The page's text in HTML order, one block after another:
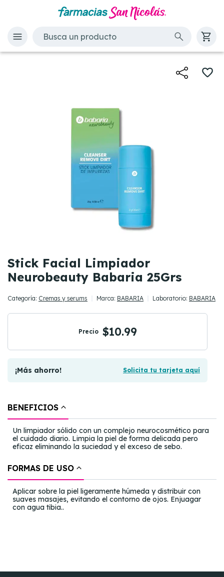
Stick Facial Limpiador
Neurobeauty Babaria 25Grs
Categoría: Cremas y serums Marca: BABARIA Laboratorio: BABARIA
Precio $10.99
¡Más ahorro! Solicita tu tarjeta aquí
BENEFICIOS
Un limpiador sólido con un complejo neurocosmético para
el cuidado diario. Limpia la piel de forma delicada pero
eficaz eliminando la suciedad y el exceso de sebo.
FORMAS DE USO
Aplicar sobre la piel ligeramente húmeda y distribuir con
suaves masajes, evitando el contorno de ojos. Enjuagar
con agua tibia..